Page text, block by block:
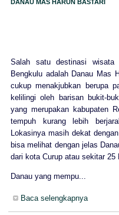
DANAU MAS HARUN BASTARI
Salah satu destinasi
Bengkulu adalah Danau Mas
cukup menakjubkan berupa
kelilingi oleh barisan bukit-
yang merupakan kabupaten
tempuh kurang lebih
Lokasinya masih dekat
bisa melihat dengan jelas
dari kota Curup atau sekitar
Danau yang mempu...
Baca selengkapnya